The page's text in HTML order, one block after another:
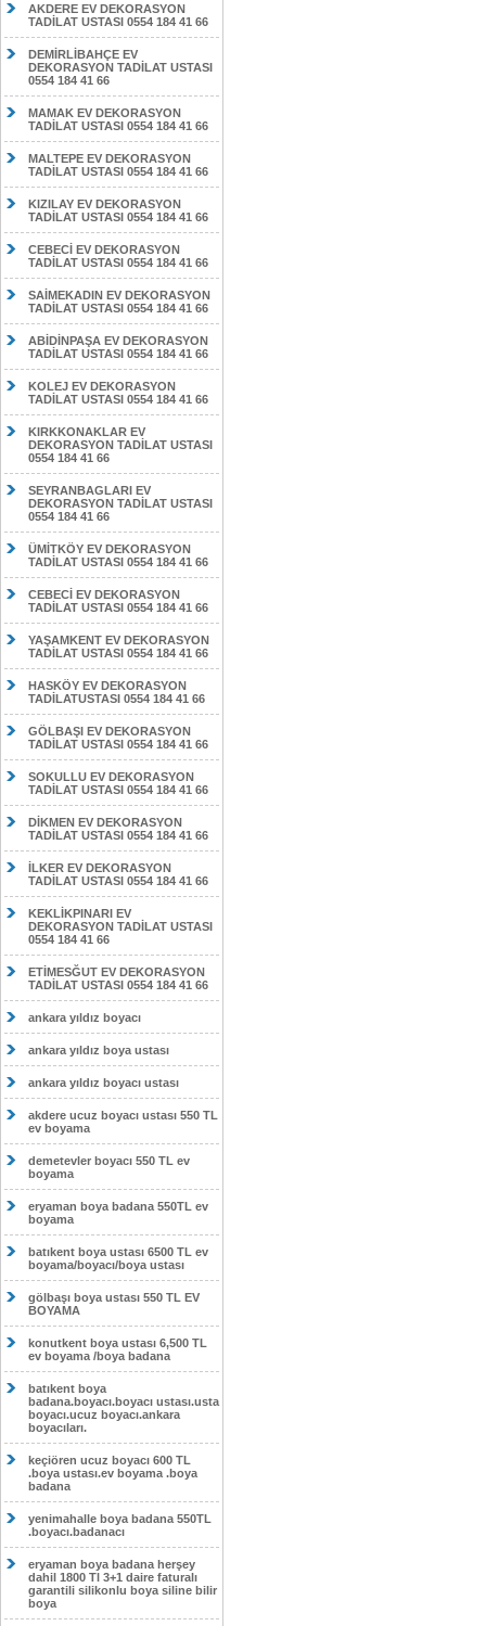
AKDERE EV DEKORASYON
TADİLAT USTASI 0554 184 41 66
DEMİRLİBAHÇE EV
DEKORASYON TADİLAT USTASI
0554 184 41 66
MAMAK EV DEKORASYON
TADİLAT USTASI 0554 184 41 66
MALTEPE EV DEKORASYON
TADİLAT USTASI 0554 184 41 66
KIZILAY EV DEKORASYON
TADİLAT USTASI 0554 184 41 66
CEBECİ EV DEKORASYON
TADİLAT USTASI 0554 184 41 66
SAİMEKADIN EV DEKORASYON
TADİLAT USTASI 0554 184 41 66
ABİDİNPAŞA EV DEKORASYON
TADİLAT USTASI 0554 184 41 66
KOLEJ EV DEKORASYON
TADİLAT USTASI 0554 184 41 66
KIRKKONAKLAR EV
DEKORASYON TADİLAT USTASI
0554 184 41 66
SEYRANBAGLARI EV
DEKORASYON TADİLAT USTASI
0554 184 41 66
ÜMİTKÖY EV DEKORASYON
TADİLAT USTASI 0554 184 41 66
CEBECİ EV DEKORASYON
TADİLAT USTASI 0554 184 41 66
YAŞAMKENT EV DEKORASYON
TADİLAT USTASI 0554 184 41 66
HASKÖY EV DEKORASYON
TADİLATUSTASI 0554 184 41 66
GÖLBAŞI EV DEKORASYON
TADİLAT USTASI 0554 184 41 66
SOKULLU EV DEKORASYON
TADİLAT USTASI 0554 184 41 66
DİKMEN EV DEKORASYON
TADİLAT USTASI 0554 184 41 66
İLKER EV DEKORASYON
TADİLAT USTASI 0554 184 41 66
KEKLİKPINARI EV
DEKORASYON TADİLAT USTASI
0554 184 41 66
ETİMESĞUT EV DEKORASYON
TADİLAT USTASI 0554 184 41 66
ankara yıldız boyacı
ankara yıldız boya ustası
ankara yıldız boyacı ustası
akdere ucuz boyacı ustası 550 TL
ev boyama
demetevler boyacı 550 TL ev
boyama
eryaman boya badana 550TL ev
boyama
batıkent boya ustası 6500 TL ev
boyama/boyacı/boya ustası
gölbaşı boya ustası 550 TL EV
BOYAMA
konutkent boya ustası 6,500 TL
ev boyama /boya badana
batıkent boya
badana.boyacı.boyacı ustası.usta
boyacı.ucuz boyacı.ankara
boyacıları.
keçiören ucuz boyacı 600 TL
.boya ustası.ev boyama .boya
badana
yenimahalle boya badana 550TL
.boyacı.badanacı
eryaman boya badana herşey
dahil 1800 Tl 3+1 daire faturalı
garantili silikonlu boya siline bilir
boya